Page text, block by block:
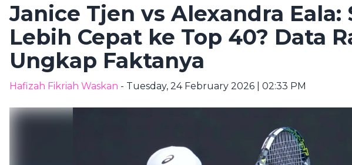
Janice Tjen vs Alexandra Eala:
Lebih Cepat ke Top 40? Data
Ungkap Faktanya
Hafizah Fikriah Waskan - Tuesday, 24 February 2026 | 02:33 PM